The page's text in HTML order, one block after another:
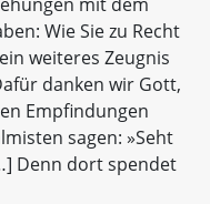
Wie Sie zu Recht
weiteres Zeugnis
danken wir Gott,
Empfindungen
sagen: »Seht
Denn dort spendet